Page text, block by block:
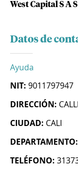
West Capital S A S
Datos de
Ayuda
NIT: 9011797947
DIRECCIÓN:
CIUDAD: CALI
DEPARTAMENTO:
TELÉFONO: